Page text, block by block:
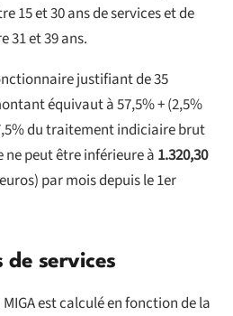
15 et 30 ans de services et de
31 et 39 ans.
justifiant de 35
équivaut à 57,5% + (2,5%
du traitement indiciaire brut
peut être inférieure à 1.320,30
par mois depuis le 1er
de services
est calculé en fonction de la